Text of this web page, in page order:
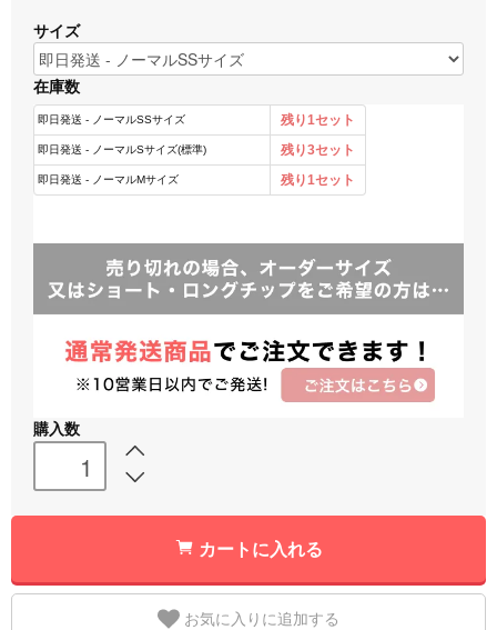
サイズ
在庫数
購入数
カートに入れる
お気に入りに追加する